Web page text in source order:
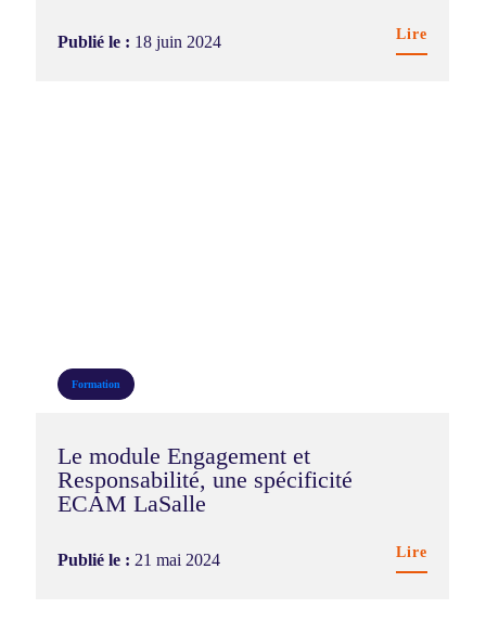
Publié le : 18 juin 2024 Lire
Formation
Le module Engagement et
Responsabilité, une spécificité
ECAM LaSalle
Publié le : 21 mai 2024 Lire